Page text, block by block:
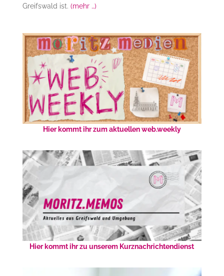
Greifswald ist. (mehr …)
Hier kommt ihr zum aktuellen web.weekly
Hier kommt ihr zu unserem Kurznachrichtendienst